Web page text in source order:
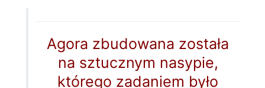
Agora zbudowana została
na sztucznym nasypie,
którego zadaniem było